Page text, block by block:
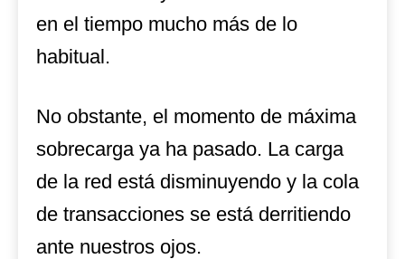
en el tiempo mucho más de lo
habitual.
No obstante, el momento de máxima
sobrecarga ya ha pasado. La carga
de la red está disminuyendo y la cola
de transacciones se está derritiendo
ante nuestros ojos.